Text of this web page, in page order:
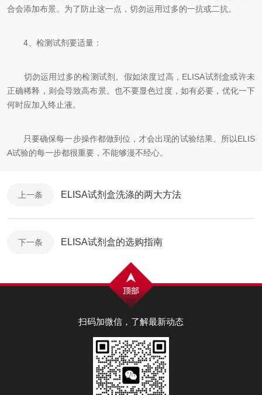
合会添加布景。为了防止这一点，切勿运用过多的一抗或二抗。
4、检测试剂要适量：
切勿运用过多的检测试剂。假如浓度过高，ELISA试剂盒或许未
正确稀释，则会导致高布景。也不要显色过度，如有必要，优化一下
何时应加入终止液。
只要确保每一步操作都做到位，才会出现的试验结果。所以ELIS
A试验的每一步都很重要，不能够漫不经心。
上一条 ELISA试剂盒洗涤的两大方法
下一条 ELISA试剂盒的选购指南
扫码加微信，了解最新动态